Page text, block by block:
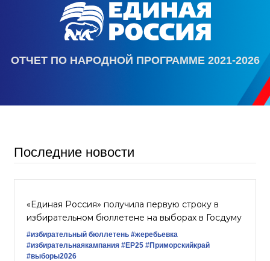
ОТЧЕТ ПО НАРОДНОЙ ПРОГРАММЕ 2021-2026
Последние новости
«Единая Россия» получила первую строку в
избирательном бюллетене на выборах в Госдуму
#избирательный бюллетень #жеребьевка
#избирательнаякампания #ЕР25 #Приморскийкрай
#выборы2026